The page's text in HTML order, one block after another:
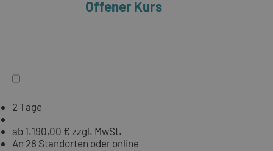
Offener Kurs
2 Tage
ab 1.190,00 € zzgl. MwSt.
An 28 Standorten oder online